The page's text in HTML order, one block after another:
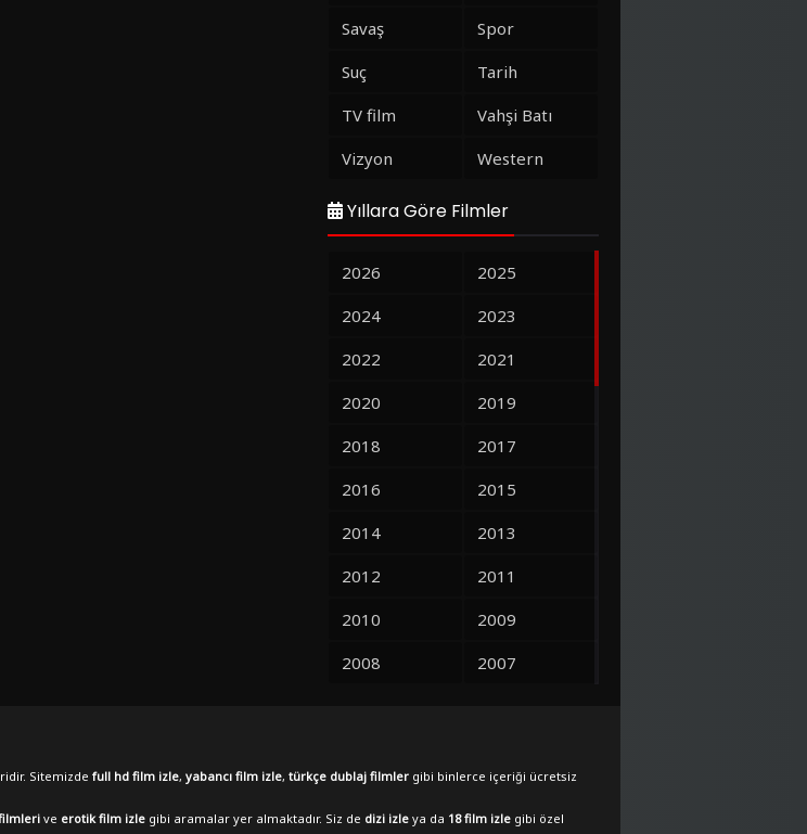
Savaş
Spor
Suç
Tarih
TV film
Vahşi Batı
Vizyon
Western
Yıllara Göre Filmler
2026
2025
2024
2023
2022
2021
2020
2019
2018
2017
2016
2015
2014
2013
2012
2011
2010
2009
2008
2007
Sitemizde full hd film izle, yabancı film izle, türkçe dublaj filmler gibi binlerce içeriği ücretsiz
ve erotik film izle gibi aramalar yer almaktadır. Siz de dizi izle ya da 18 film izle gibi özel